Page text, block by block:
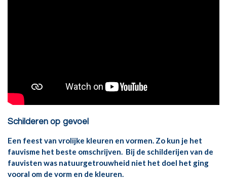
Schilderen op gevoel
Een feest van vrolijke kleuren en vormen. Zo kun je het
fauvisme het beste omschrijven. Bij de schilderijen van de
fauvisten was natuurgetrouwheid niet het doel het ging
vooral om de vorm en de kleuren.